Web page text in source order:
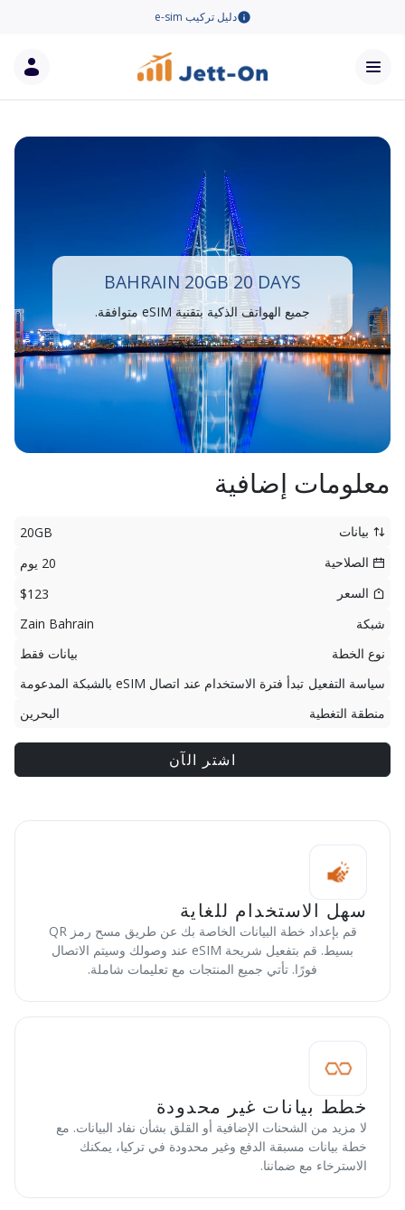
دليل تركيب e-sim
BAHRAIN 20GB 20 DAYS
جميع الهواتف الذكية بتقنية eSIM متوافقة.
معلومات إضافية
بيانات
20GB
الصلاحية
20 يوم
السعر
$123
شبكة
Zain Bahrain
نوع الخطة
بيانات فقط
سياسة التفعيل تبدأ فترة الاستخدام عند اتصال eSIM بالشبكة المدعومة
منطقة التغطية
البحرين
اشتر الآن
سهل الاستخدام للغاية
قم بإعداد خطة البيانات الخاصة بك عن طريق مسح رمز QR
بسيط. قم بتفعيل شريحة eSIM عند وصولك وسيتم الاتصال
فورًا. تأتي جميع المنتجات مع تعليمات شاملة.
خطط بيانات غير محدودة
لا مزيد من الشحنات الإضافية أو القلق بشأن نفاد البيانات. مع
خطة بيانات مسبقة الدفع وغير محدودة في تركيا، يمكنك
الاسترخاء مع ضماننا.